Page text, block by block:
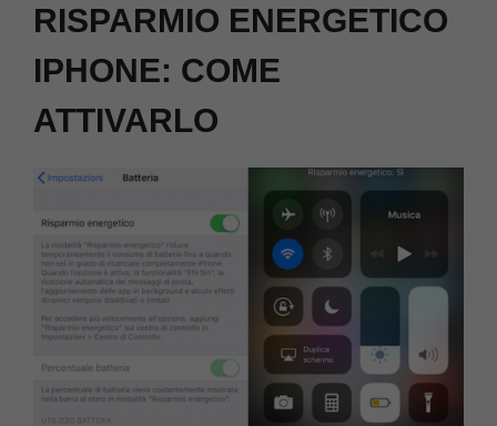
RISPARMIO ENERGETICO
IPHONE: COME
ATTIVARLO